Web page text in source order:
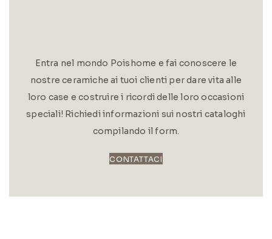
Entra nel mondo Poishome e fai conoscere le
nostre ceramiche ai tuoi clienti per dare vita alle
loro case e costruire i ricordi delle loro occasioni
speciali! Richiedi informazioni sui nostri cataloghi
compilando il form.
CONTATTACI